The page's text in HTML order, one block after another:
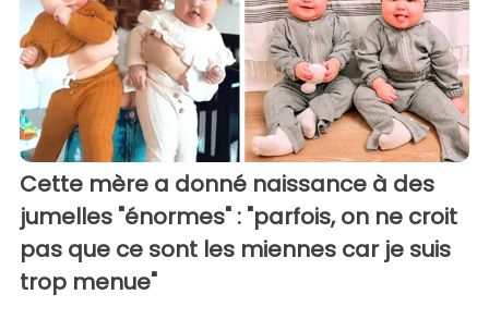
Cette mère a donné naissance à des
jumelles "énormes" : "parfois, on ne croit
pas que ce sont les miennes car je suis
trop menue"